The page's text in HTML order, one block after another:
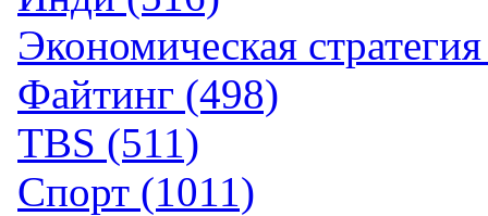
Экономическая
Файтинг (498)
TBS (511)
Спорт (1011)